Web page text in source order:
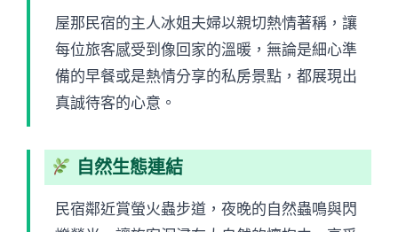
屋那民宿的主人冰姐夫婦以親切熱情著稱，讓
每位旅客感受到像回家的溫暖，無論是細心準
備的早餐或是熱情分享的私房景點，都展現出
真誠待客的心意。
自然生態連結
民宿鄰近賞螢火蟲步道，夜晚的自然蟲鳴與閃